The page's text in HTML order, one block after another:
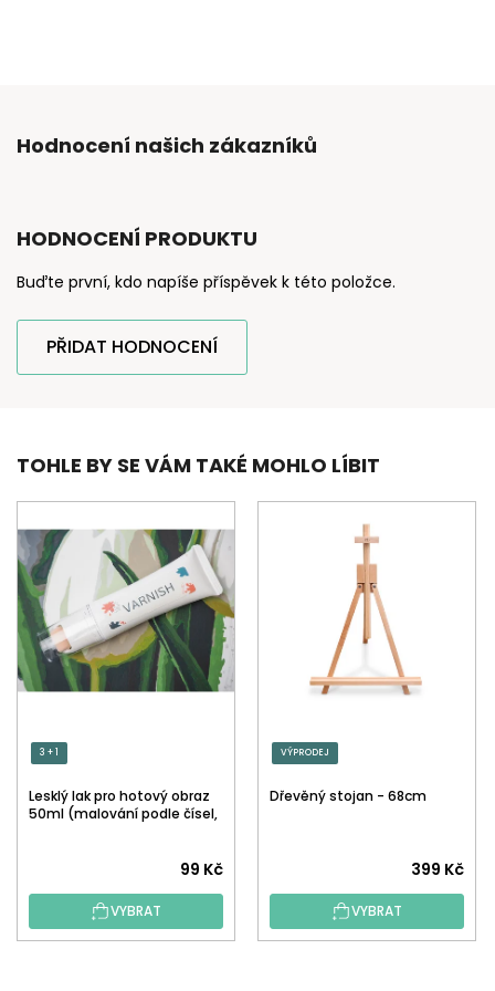
Hodnocení našich zákazníků
HODNOCENÍ PRODUKTU
Buďte první, kdo napíše příspěvek k této položce.
PŘIDAT HODNOCENÍ
TOHLE BY SE VÁM TAKÉ MOHLO LÍBIT
3 + 1
Lesklý lak pro hotový obraz
50ml (malování podle čísel,
hodnocení
produktu
je
99 Kč
VYBRAT
VÝPRODEJ
Dřevěný stojan - 68cm
399 Kč
VYBRAT